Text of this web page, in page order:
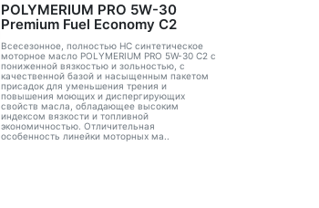
POLYMERIUM PRO 5W-30
Premium Fuel Economy С2
Всесезонное, полностью HC синтетическое
моторное масло POLYMERIUM PRO 5W-30 C2 с
пониженной вязкостью и зольностью, с
качественной базой и насыщенным пакетом
присадок для уменьшения трения и
повышения моющих и диспергирующих
свойств масла, обладающее высоким
индексом вязкости и топливной
экономичностью. Отличительная
особенность линейки моторных ма..